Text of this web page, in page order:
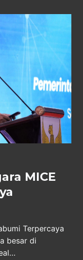
MICE
Terpercaya
besar di